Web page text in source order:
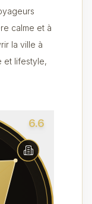
calme et à
la ville à
et lifestyle,
6.6